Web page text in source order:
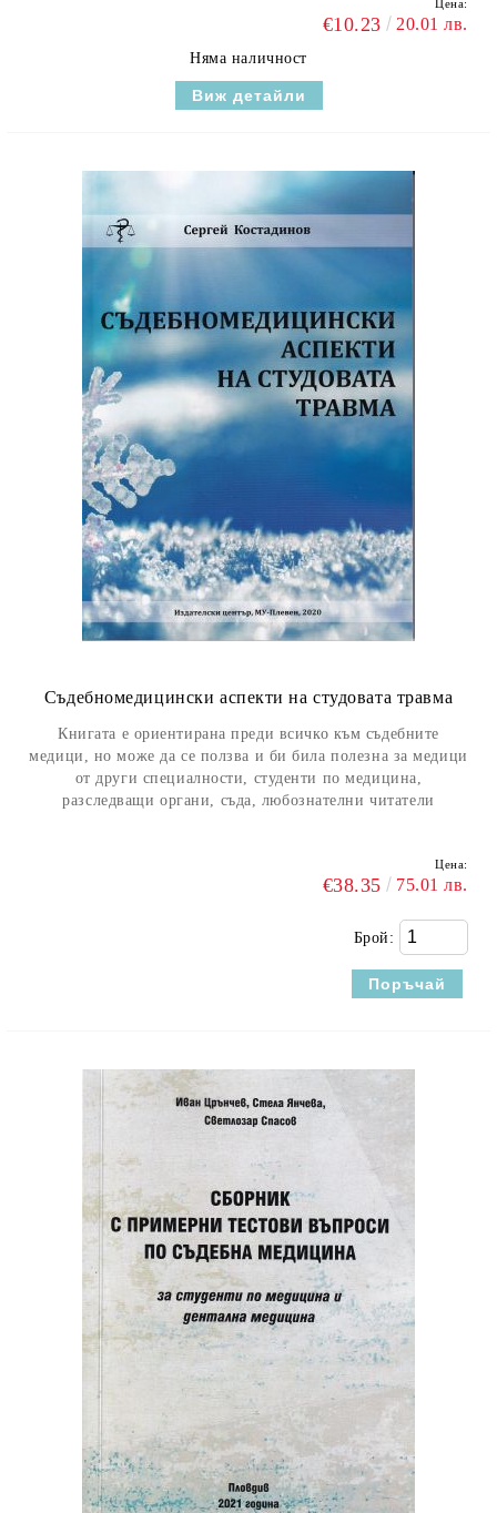
Цена:
€10.23 20.01 лв.
Няма наличност
Виж детайли
Съдебномедицински аспекти на студовата травма
Книгата е ориентирана преди всичко към съдебните
медици, но може да се ползва и би била полезна за медици
от други специалности, студенти по медицина,
разследващи органи, съда, любознателни читатели
Цена:
€38.35 75.01 лв.
Брой: